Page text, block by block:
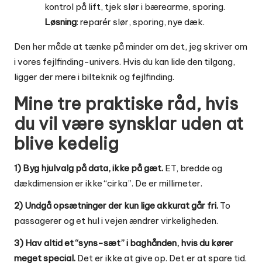
kontrol på lift, tjek slør i bærearme, sporing.
Løsning: reparér slør, sporing, nye dæk.
Den her måde at tænke på minder om det, jeg skriver om
i vores fejlfinding-univers. Hvis du kan lide den tilgang,
ligger der mere i bilteknik og fejlfinding.
Mine tre praktiske råd, hvis
du vil være synsklar uden at
blive kedelig
1) Byg hjulvalg på data, ikke på gæt. ET, bredde og
dækdimension er ikke “cirka”. De er millimeter.
2) Undgå opsætninger der kun lige akkurat går fri. To
passagerer og et hul i vejen ændrer virkeligheden.
3) Hav altid et “syns-sæt” i baghånden, hvis du kører
meget special. Det er ikke at give op. Det er at spare tid.